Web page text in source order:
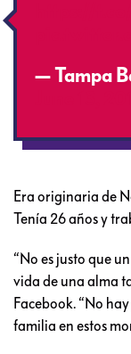
— Tampa
Era originaria de
Tenía 26 años y
“No es justo que
vida de una alma
Facebook. “No
familia en estos